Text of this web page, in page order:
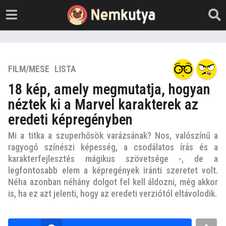
7
v
e
z
e
l
ő
t
t
7
v
FILM/MESE ,LISTA
18 kép, amely megmutatja, hogyan
néztek ki a Marvel karakterek az
eredeti képregényben
Mi a titka a szuperhősök varázsának? Nos, valószínű a
ragyogó színészi képesség, a csodálatos írás és a
karakterfejlesztés mágikus szövetsége -, de a
legfontosabb elem a képregények iránti szeretet volt.
Néha azonban néhány dolgot fel kell áldozni, még akkor
is, ha ez azt jelenti, hogy az eredeti verziótól eltávolodik.